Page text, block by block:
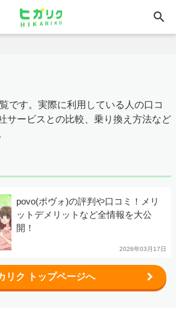
search
です。実際に利用している人の口コ
サービスとの比較、乗り換え方法など
povo(ポヴォ)の評判や口コミ！メリ
ットデメリットなど全情報を大公
開！
2026年03月17日
リク トップページへ